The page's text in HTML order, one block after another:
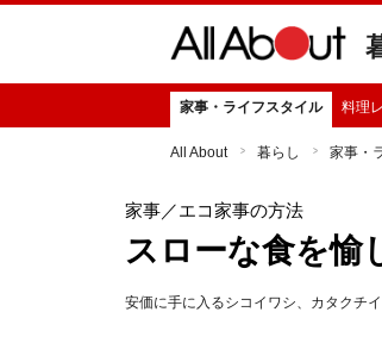
家事・ライフスタイル 料理
All About 暮らし 家事・
家事／エコ家事の方法
スローな食を愉
安価に手に入るシコイワシ、カタクチ